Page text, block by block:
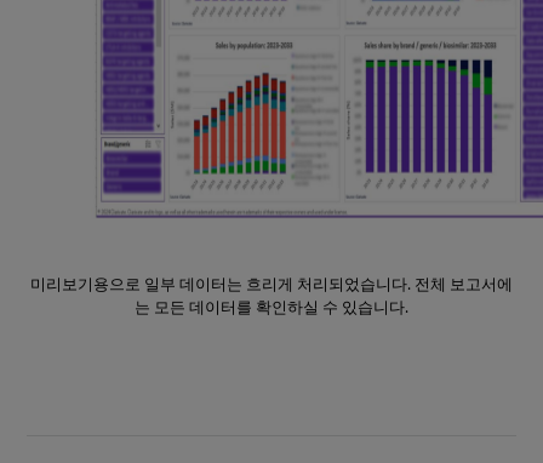
미리보기용으로 일부 데이터는 흐리게 처리되었습니다. 전체 보고서에
는 모든 데이터를 확인하실 수 있습니다.